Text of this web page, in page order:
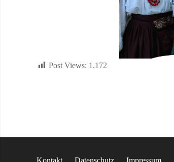
Post Views: 1.172
Kontakt Datenschutz Impressum